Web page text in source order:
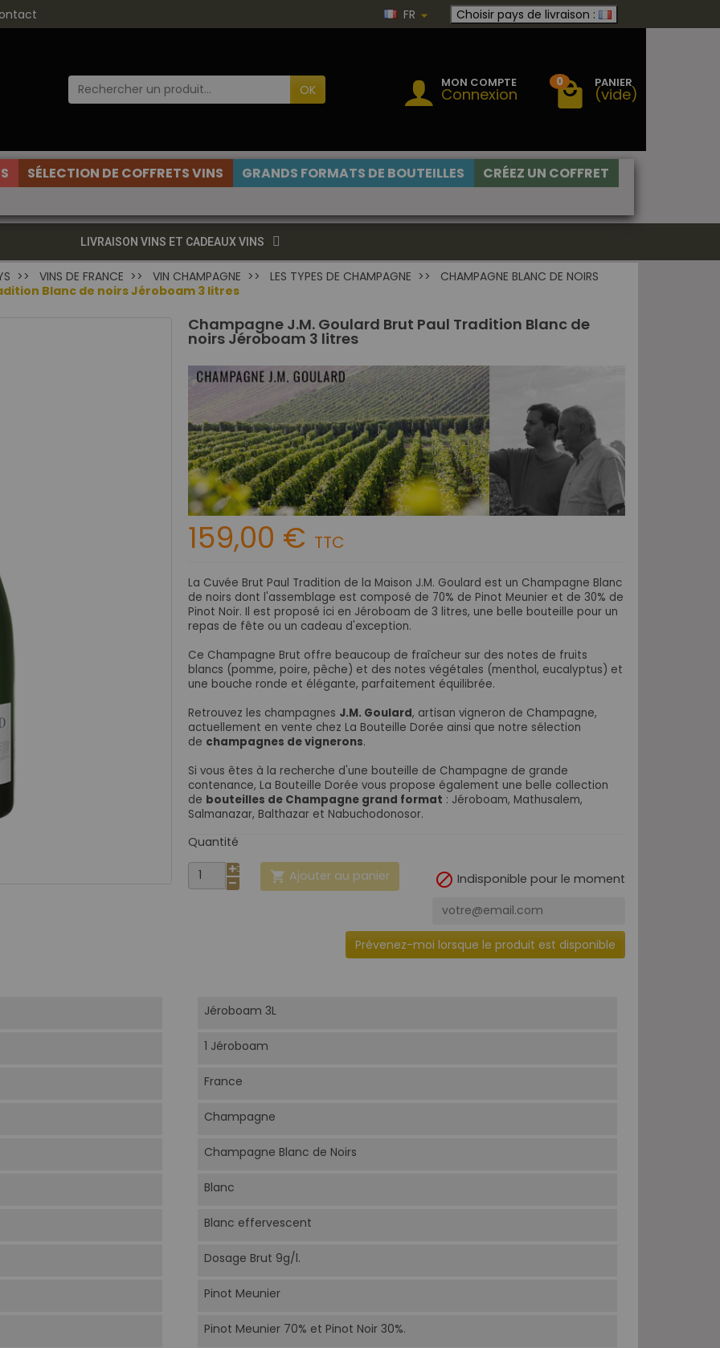
FR Choisir pays de livraison :
OK MON COMPTE
Connexion
0 PANIER
(vide)
SÉLECTION DE COFFRETS VINS GRANDS FORMATS DE BOUTEILLES
CRÉEZ UN COFFRET
LIVRAISON VINS ET CADEAUX VINS
VINS DE FRANCE VIN CHAMPAGNE LES TYPES DE CHAMPAGNE
CHAMPAGNE BLANC DE NOIRS
Blanc de noirs Jéroboam 3 litres
Champagne J.M. Goulard Brut Paul Tradition Blanc de
noirs Jéroboam 3 litres
159,00 € TTC
La Cuvée Brut Paul Tradition de la Maison J.M. Goulard est un Champagne Blanc
de noirs dont l'assemblage est composé de 70% de Pinot Meunier et de 30% de
Pinot Noir. Il est proposé ici en Jéroboam de 3 litres, une belle bouteille pour un
repas de fête ou un cadeau d'exception.
Ce Champagne Brut offre beaucoup de fraîcheur sur des notes de fruits
blancs (pomme, poire, pêche) et des notes végétales (menthol, eucalyptus) et
une bouche ronde et élégante, parfaitement équilibrée.
Retrouvez les champagnes J.M. Goulard, artisan vigneron de Champagne,
actuellement en vente chez La Bouteille Dorée ainsi que notre sélection
de champagnes de vignerons.
Si vous êtes à la recherche d'une bouteille de Champagne de grande
contenance, La Bouteille Dorée vous propose également une belle collection
de bouteilles de Champagne grand format : Jéroboam, Mathusalem,
Salmanazar, Balthazar et Nabuchodonosor.
Quantité
 Ajouter au panier  Indisponible pour le moment
Prévenez-moi lorsque le produit est disponible
Jéroboam 3L
1 Jéroboam
France
Champagne
Champagne Blanc de Noirs
Blanc
Blanc effervescent
Dosage Brut 9g/l.
Pinot Meunier
Pinot Meunier 70% et Pinot Noir 30%.